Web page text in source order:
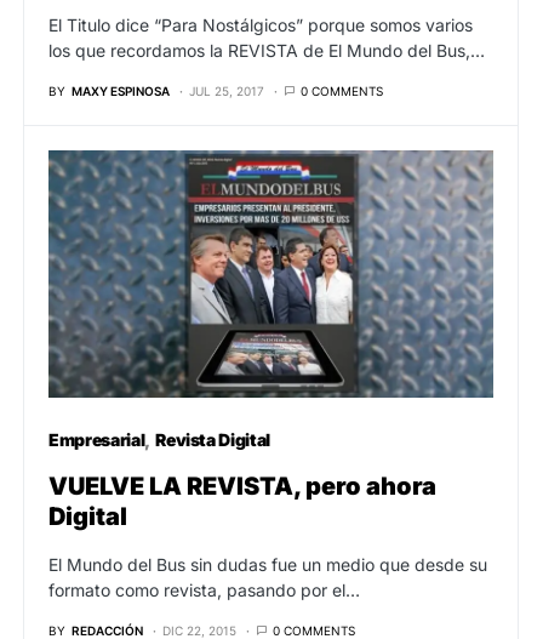
El Titulo dice “Para Nostálgicos” porque somos varios
los que recordamos la REVISTA de El Mundo del Bus,…
BY MAXY ESPINOSA JUL 25, 2017 0 COMMENTS
Empresarial Revista Digital
VUELVE LA REVISTA, pero ahora
Digital
El Mundo del Bus sin dudas fue un medio que desde su
formato como revista, pasando por el…
BY REDACCIÓN DIC 22, 2015 0 COMMENTS